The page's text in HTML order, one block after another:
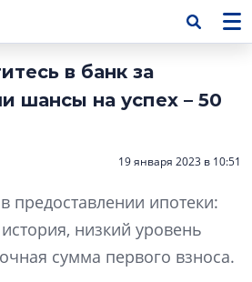
в банк за
шансы на успех – 50
19 января 2023 в 10:51
предоставлении ипотеки:
низкий уровень
сумма первого взноса.